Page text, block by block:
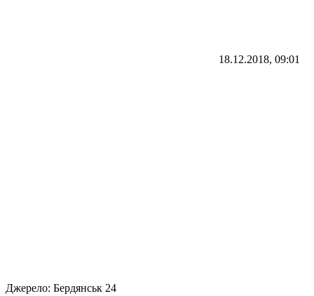
18.12.2018, 09:01
Джерело: Бердянськ 24